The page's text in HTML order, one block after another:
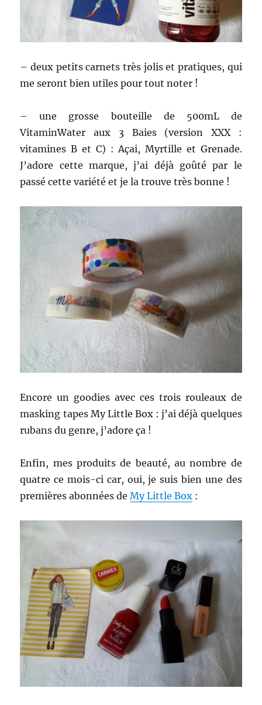
– deux petits carnets très jolis et pratiques, qui
me seront bien utiles pour tout noter !
– une grosse bouteille de 500mL de
VitaminWater aux 3 Baies (version XXX :
vitamines B et C) : Açai, Myrtille et Grenade.
J’adore cette marque, j’ai déjà goûté par le
passé cette variété et je la trouve très bonne !
Encore un goodies avec ces trois rouleaux de
masking tapes My Little Box : j’ai déjà quelques
rubans du genre, j’adore ça !
Enfin, mes produits de beauté, au nombre de
quatre ce mois-ci car, oui, je suis bien une des
premières abonnées deMy Little Box :